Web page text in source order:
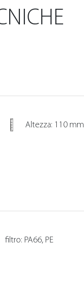
Altezza: 110 mm
filtro: PA66, PE